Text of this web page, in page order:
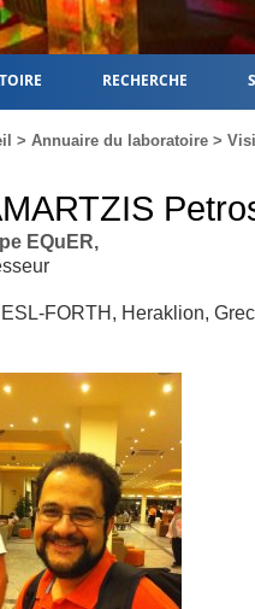
RECHERCHE
> Annuaire du laboratoire >
EQuER,
FORTH, Heraklion,